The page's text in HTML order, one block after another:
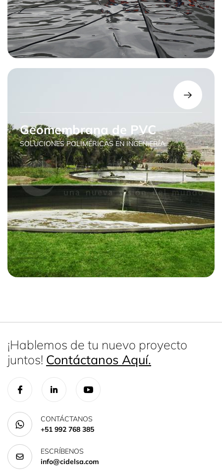
Geomembrana de PVC
SOLUCIONES POLIMÉRICAS EN INGENIERÍA.
¡Hablemos de tu nuevo proyecto
juntos! Contáctanos Aquí.
CONTÁCTANOS
+51 992 768 385
ESCRÍBENOS
info@cidelsa.com